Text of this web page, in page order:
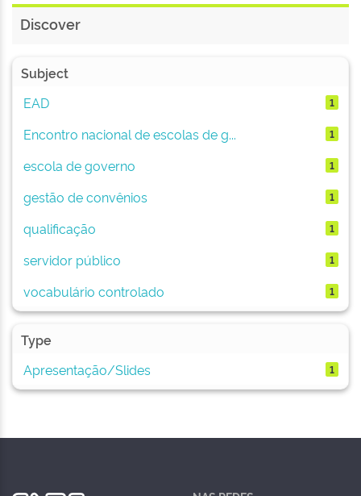
Discover
Subject
EAD
1
Encontro nacional de escolas de g... 1
escola de governo 1
gestão de convênios 1
qualificação 1
servidor público 1
vocabulário controlado 1
Type
Apresentação/Slides
1